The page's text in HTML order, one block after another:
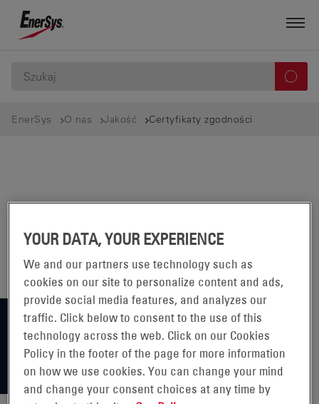
EnerSys O nas Jakość Certyfikaty zgodności
YOUR DATA, YOUR EXPERIENCE
We and our partners use technology such as
cookies on our site to personalize content and ads,
provide social media features, and analyzes our
traffic. Click below to consent to the use of this
technology across the web. Click on our Cookies
Policy in the footer of the page for more information
on how we use cookies. You can change your mind
and change your consent choices at any time by